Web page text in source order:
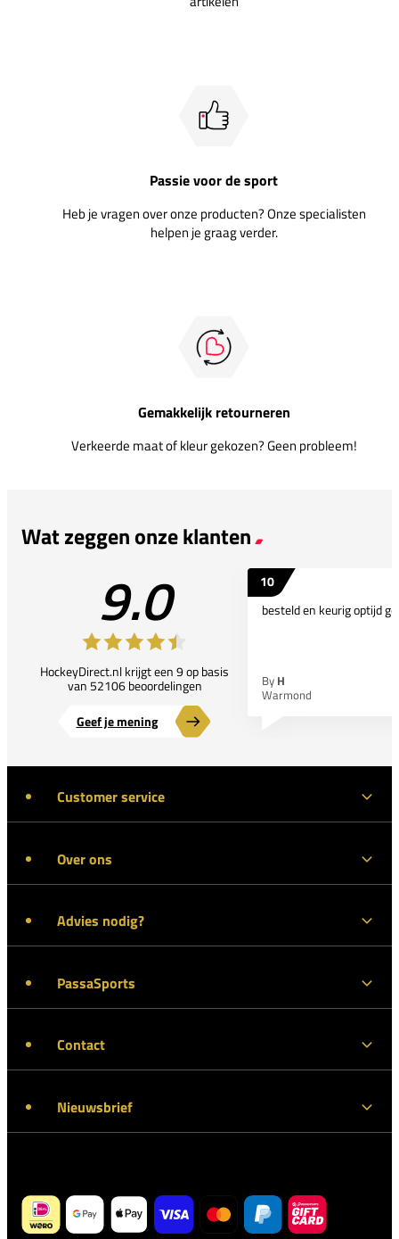
Passie voor de sport
Heb je vragen over onze producten? Onze specialisten
helpen je graag verder.
Gemakkelijk retourneren
Verkeerde maat of kleur gekozen? Geen probleem!
Wat zeggen onze klanten
9.0
HockeyDirect.nl krijgt een 9 op basis
van 52106 beoordelingen
Geef je mening
10
besteld en keurig optijd
By H
Warmond
Customer service
Over ons
Advies nodig?
PassaSports
Contact
Nieuwsbrief